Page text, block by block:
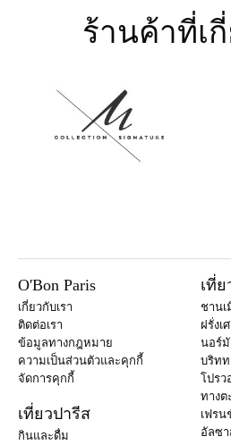
ร้านค้าที่เ
O'Bon Paris
เกี่ยวกับเรา
ติดต่อเรา
ข้อมูลทางกฎหมาย
ความเป็นส่วนตัวและคุกกี้
จัดการคุกกี้
เที่ยวปารีส
กินและดื่ม
เที่
ชานเ
ฝรั่งเ
นอร์มั
บริท
โปรว
ทางต
เฟรน
อัลซ